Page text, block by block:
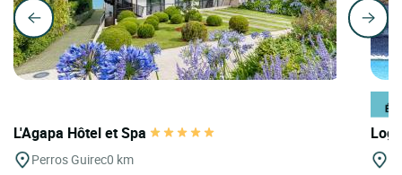
L'Agapa Hôtel et Spa
Perros Guirec0 km